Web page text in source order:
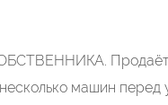
машин